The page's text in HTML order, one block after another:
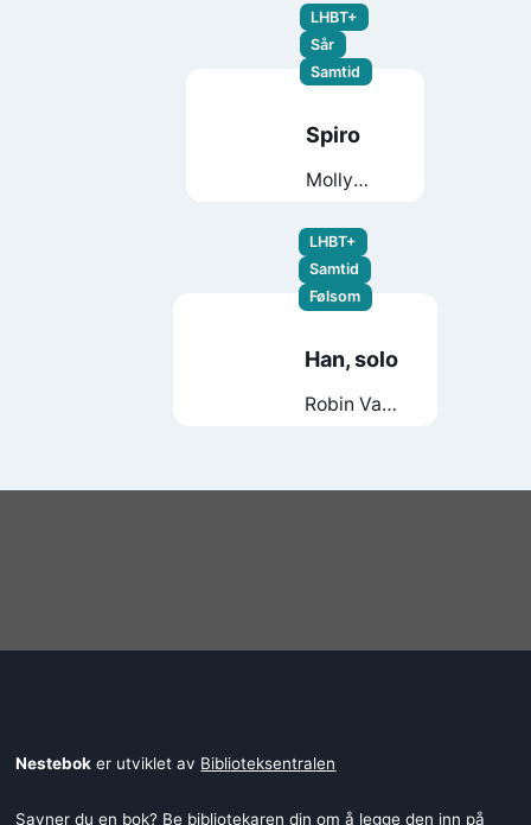
LHBT+
Sår
Samtid
Spiro
Molly
LHBT+
Samtid
Følsom
Han, solo
Robin Van
Nestebok er utviklet av Biblioteksentralen
Savner du en bok? Be bibliotekaren din om å legge den inn på